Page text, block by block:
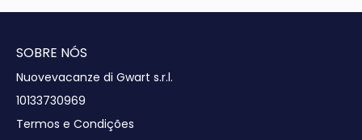
SOBRE NÓS
Nuovevacanze di Gwart s.r.l.
10133730969
Termos e Condições